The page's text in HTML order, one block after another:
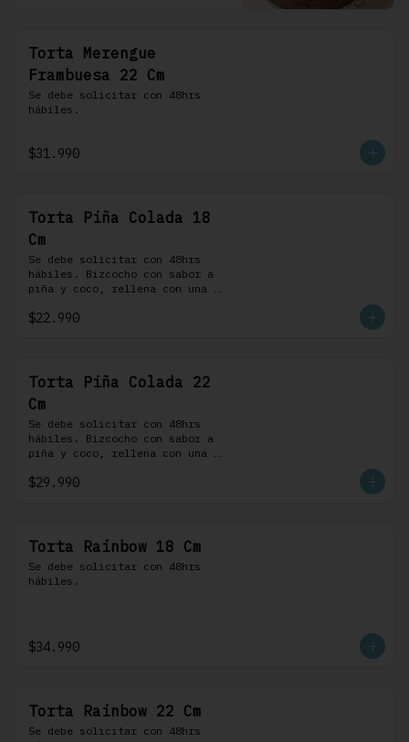
Torta Merengue
Frambuesa 22 Cm
Se debe solicitar con 48hrs
hábiles.
$31.990
Torta Piña Colada 18
Cm
Se debe solicitar con 48hrs
hábiles. Bizcocho con sabor a
piña y coco, rellena con una
coco, cubierta con buttercream
$22.990
Torta Piña Colada 22
Cm
Se debe solicitar con 48hrs
hábiles. Bizcocho con sabor a
piña y coco, rellena con una
coco, cubierta con buttercream
$29.990
Torta Rainbow 18 Cm
Se debe solicitar con 48hrs
hábiles.
$34.990
Torta Rainbow 22 Cm
Se debe solicitar con 48hrs